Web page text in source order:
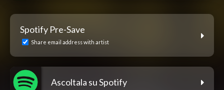
Spotify Pre-Save
Share email address with artist
Ascoltala su Spotify